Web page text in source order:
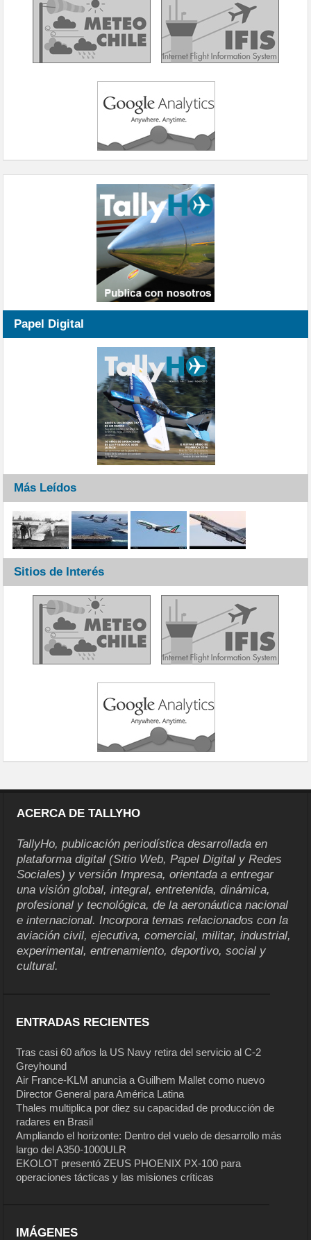
Papel Digital
Más Leídos
Sitios de Interés
ACERCA DE TALLYHO
TallyHo, publicación periodística desarrollada en
plataforma digital (Sitio Web, Papel Digital y Redes
Sociales) y versión Impresa, orientada a entregar
una visión global, integral, entretenida, dinámica,
profesional y tecnológica, de la aeronáutica nacional
e internacional. Incorpora temas relacionados con la
aviación civil, ejecutiva, comercial, militar, industrial,
experimental, entrenamiento, deportivo, social y
cultural.
ENTRADAS RECIENTES
Tras casi 60 años la US Navy retira del servicio al C-2
Greyhound
Air France-KLM anuncia a Guilhem Mallet como nuevo
Director General para América Latina
Thales multiplica por diez su capacidad de producción de
radares en Brasil
Ampliando el horizonte: Dentro del vuelo de desarrollo más
largo del A350-1000ULR
EKOLOT presentó ZEUS PHOENIX PX-100 para
operaciones tácticas y las misiones críticas
IMÁGENES